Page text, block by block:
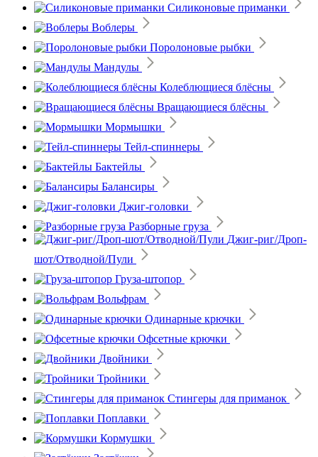
Силиконовые приманки
Воблеры
Поролоновые рыбки
Мандулы
Колеблющиеся блёсны
Вращающиеся блёсны
Мормышки
Тейл-спиннеры
Бактейлы
Балансиры
Джиг-головки
Разборные груза
Джиг-риг/Дроп-
шот/Отводной/Пули
Груза-штопор
Вольфрам
Одинарные крючки
Офсетные крючки
Двойники
Тройники
Стингеры для приманок
Поплавки
Кормушки